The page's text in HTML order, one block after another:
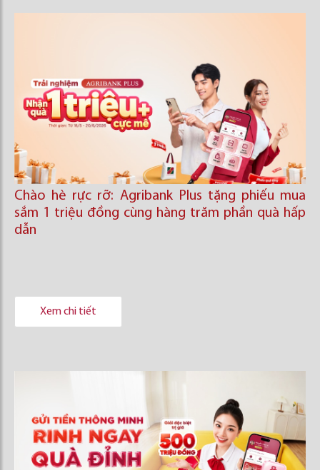
Chào hè rực rỡ: Agribank Plus tặng phiếu mua
sắm 1 triệu đồng cùng hàng trăm phần quà hấp
dẫn
Xem chi tiết